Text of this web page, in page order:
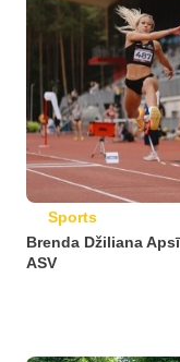
Sports
Brenda Džiliana
ASV